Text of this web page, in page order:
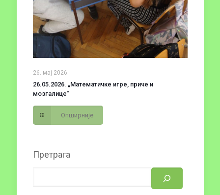
26. мај 2026.
26.05.2026. „Математичке игре, приче и
мозгалице“
Опширније
Претрага